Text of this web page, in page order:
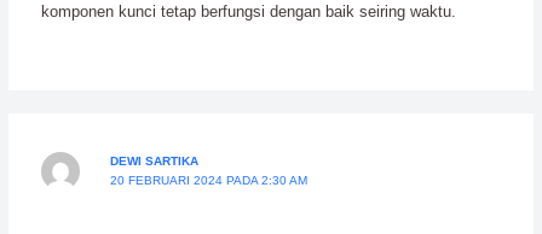
komponen kunci tetap berfungsi dengan baik seiring waktu.
DEWI SARTIKA
20 FEBRUARI 2024 PADA 2:30 AM